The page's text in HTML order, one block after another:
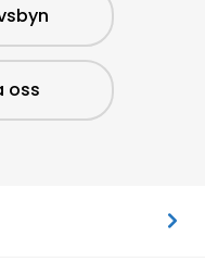
oss